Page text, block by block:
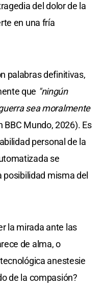
del dolor de la
en una fría
palabras definitivas,
que "ningún
sea moralmente
BBC Mundo, 2026). Es
personal de la
se
posibilidad misma del
la mirada ante las
de alma, o
anestesie
de la compasión?